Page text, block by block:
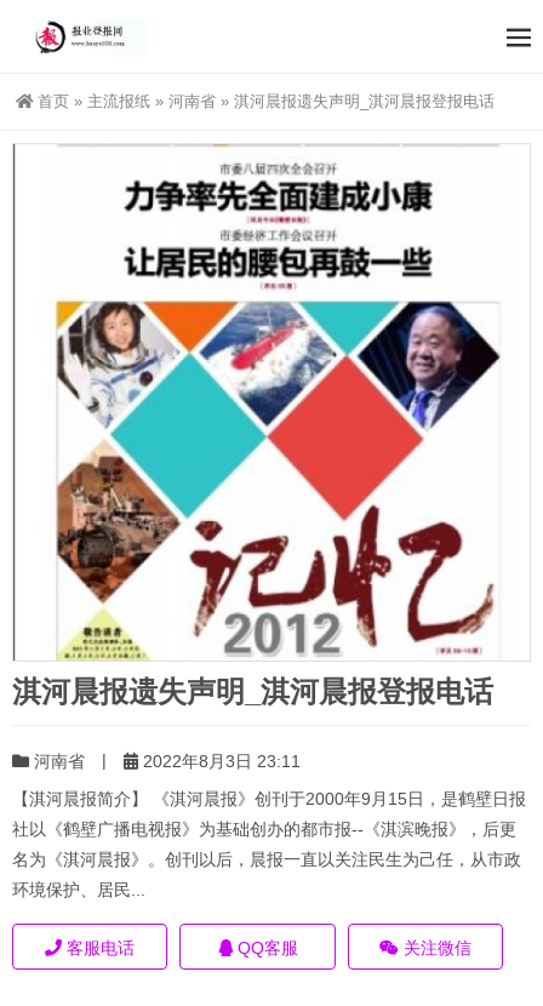
首页 » 主流报纸 » 河南省 » 淇河晨报遗失声明_淇河晨报登报电话
淇河晨报遗失声明_淇河晨报登报电话
河南省 |
2022年8月3日 23:11
【淇河晨报简介】 《淇河晨报》创刊于2000年9月15日，是鹤壁日报
社以《鹤壁广播电视报》为基础创办的都市报--《淇滨晚报》，后更
名为《淇河晨报》。创刊以后，晨报一直以关注民生为己任，从市政
环境保护、居民...
客服电话 QQ客服 关注微信